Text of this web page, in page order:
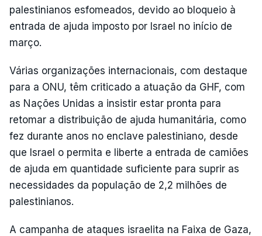
palestinianos esfomeados, devido ao bloqueio à
entrada de ajuda imposto por Israel no início de
março.
Várias organizações internacionais, com destaque
para a ONU, têm criticado a atuação da GHF, com
as Nações Unidas a insistir estar pronta para
retomar a distribuição de ajuda humanitária, como
fez durante anos no enclave palestiniano, desde
que Israel o permita e liberte a entrada de camiões
de ajuda em quantidade suficiente para suprir as
necessidades da população de 2,2 milhões de
palestinianos.
A campanha de ataques israelita na Faixa de Gaza,